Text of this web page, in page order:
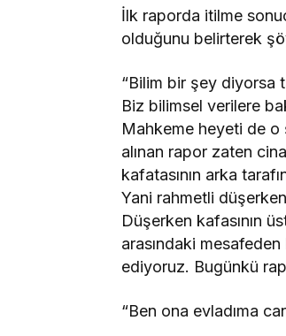
İlk raporda itilme
olduğunu belirterek
“Bilim bir şey diyorsa
Biz bilimsel verilere
Mahkeme heyeti de
alınan rapor zaten
kafatasının arka
Yani rahmetli
Düşerken kafasının
arasındaki
ediyoruz. Bugünkü
“Ben ona evladıma